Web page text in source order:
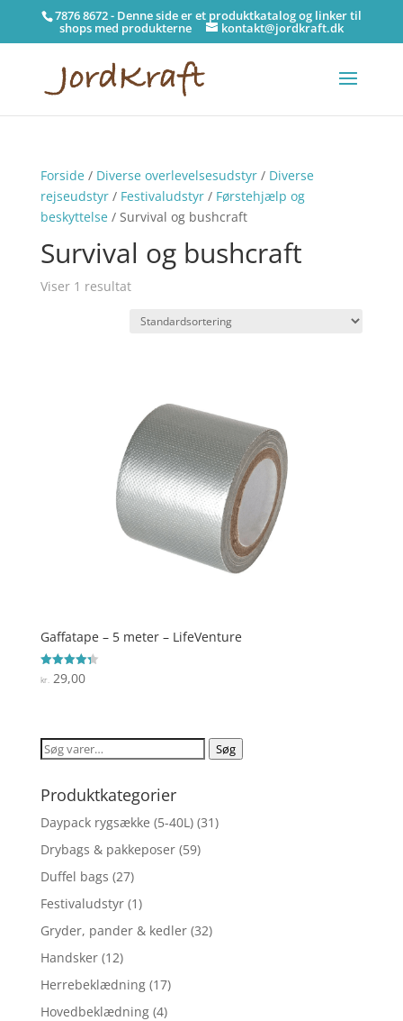
7876 8672 - Denne side er et produktkatalog og linker til
shops med produkterne kontakt@jordkraft.dk
Forside/ Diverse overlevelsesudstyr/ Diverse
rejseudstyr/ Festivaludstyr/ Førstehjælp og
beskyttelse/ Survival og bushcraft
Survival og bushcraft
Viser 1 resultat
Gaffatape – 5 meter – LifeVenture
Vurderet
4.3
kr. 29,00
Søg
Søg
Produktkategorier
Daypack rygsække (5-40L) (31)
Drybags & pakkeposer (59)
Duffel bags (27)
Festivaludstyr (1)
Gryder, pander & kedler (32)
Handsker (12)
Herrebeklædning (17)
Hovedbeklædning (4)